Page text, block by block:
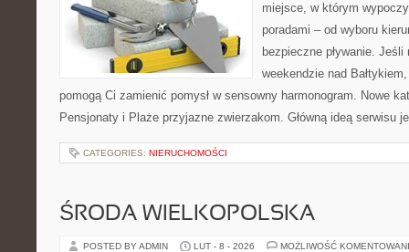
miejsce, w którym
poradami – od wyboru
bezpieczne pływanie.
weekendzie nad
pomogą Ci zamienić pomysł w sensowny harmonogram. Nowe
Pensjonaty i Plaże przyjazne zwierzakom. Główną ideą serwisu
CATEGORIES: NIERUCHOMOŚCI
ŚRODA WIELKOPOLSKA
POSTED BY ADMIN LUT - 8 - 2026 MOŻLIWOŚĆ